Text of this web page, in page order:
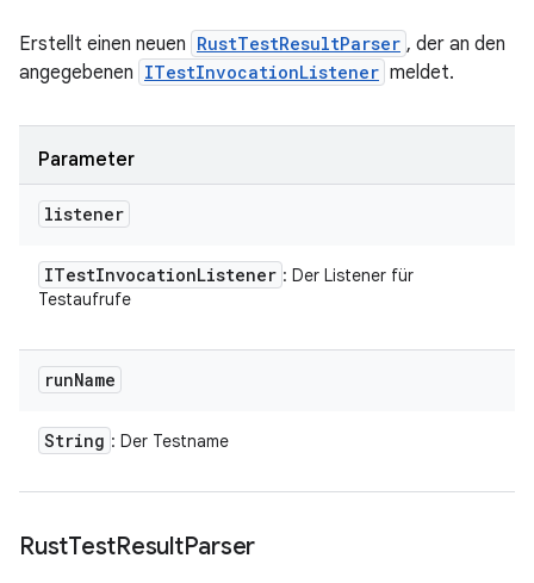
Erstellt einen neuen RustTestResultParser , der an den
angegebenen ITestInvocationListener meldet.
Parameter
listener
ITestInvocationListener : Der Listener für
Testaufrufe
runName
String : Der Testname
RustTestResultParser